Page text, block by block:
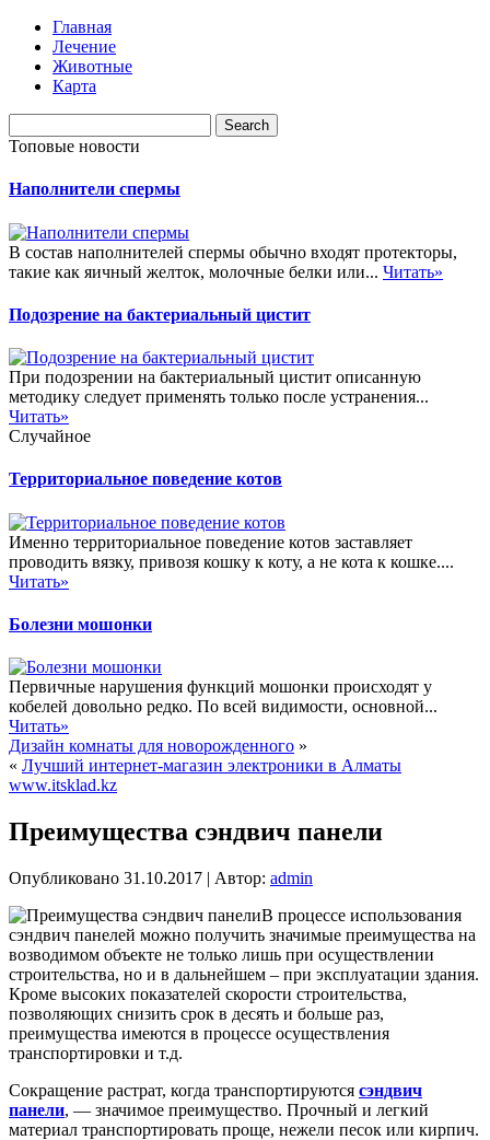
Главная
Лечение
Животные
Карта
Топовые новости
Наполнители спермы
В состав наполнителей спермы обычно входят протекторы,
такие как яичный желток, молочные белки или... Читать»
Подозрение на бактериальный цистит
При подозрении на бактериальный цистит описанную
методику следует применять только после устранения...
Читать»
Случайное
Территориальное поведение котов
Именно территориальное поведение котов заставляет
проводить вязку, привозя кошку к коту, а не кота к кошке....
Читать»
Болезни мошонки
Первичные нарушения функций мошонки происходят у
кобелей довольно редко. По всей видимости, основной...
Читать»
Дизайн комнаты для новорожденного »
« Лучший интернет-магазин электроники в Алматы
www.itsklad.kz
Преимущества сэндвич панели
Опубликовано 31.10.2017 | Автор: admin
В процессе использования
сэндвич панелей можно получить значимые преимущества на
возводимом объекте не только лишь при осуществлении
строительства, но и в дальнейшем – при эксплуатации здания.
Кроме высоких показателей скорости строительства,
позволяющих снизить срок в десять и больше раз,
преимущества имеются в процессе осуществления
транспортировки и т.д.
Сокращение растрат, когда транспортируются сэндвич
панели, — значимое преимущество. Прочный и легкий
материал транспортировать проще, нежели песок или кирпич.